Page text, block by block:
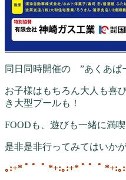
同日同時開催の ”あくあ
お子様はもちろん大人も喜
き大型プールも！
FOODも、遊びも一緒に満
是非是非行ってみてはいか
｡:+* ﾟ ゜ﾟ *+:｡:+* ﾟ ゜ﾟ *+: